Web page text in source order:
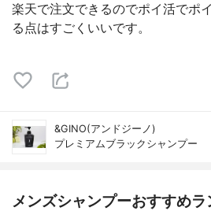
楽天で注文できるのでポイ活でポ
る点はすごくいいです。
&GINO(アンドジーノ)
プレミアムブラックシャンプー
メンズシャンプーおすすめラ